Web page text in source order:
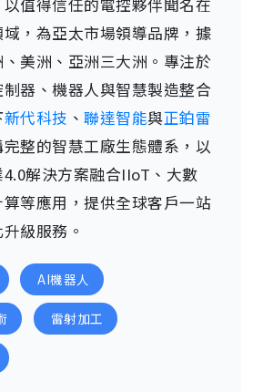
值得信任的電控夥伴聞名在
，為亞太市場領導品牌，據
美洲、亞洲三大洲。專注於
器、機器人與智慧製造整合
新代科技 、 聯達智能與正鉑雷
整的智慧工廠生態體系，以
解決方案融合IIoT、大數
等應用，提供全球客戶一站
級服務。
AI機器人
雷射加工